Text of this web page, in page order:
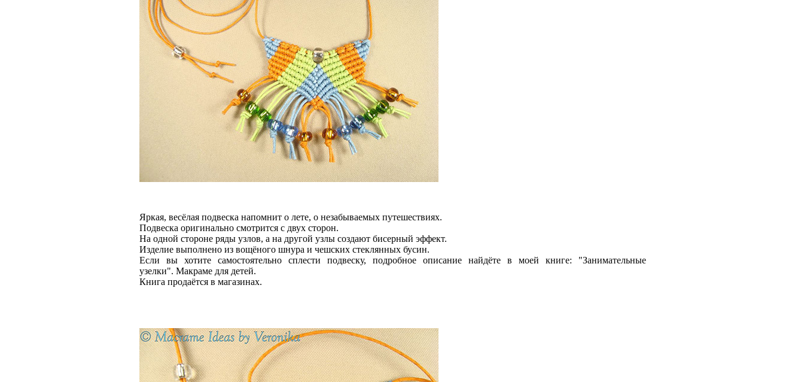
Яркая, весёлая подвеска напомнит о лете, о незабываемых путешествиях.
Подвеска оригинально смотрится с двух сторон.
На одной стороне ряды узлов, а на другой узлы создают бисерный эффект.
Изделие выполнено из вощёного шнура и чешских стеклянных бусин.
Если вы хотите самостоятельно сплести подвеску, подробное описание найдёте в моей книге: "Занимательные
узелки". Макраме для детей.
Книга продаётся в магазинах.